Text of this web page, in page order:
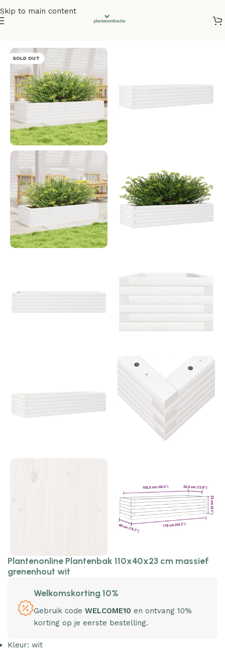
Skip to main content
SOLD OUT
Plantenonline Plantenbak 110x40x23 cm massief
grenenhout wit
Welkomskorting 10%
Gebruik code WELCOME10 en ontvang 10%
korting op je eerste bestelling.
Kleur: wit